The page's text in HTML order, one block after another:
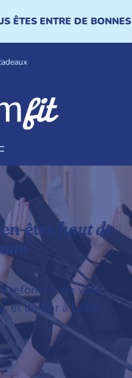
ENTRE DE BONNES
être haut de
e
reformer, de vélo
et un Bar à Latté